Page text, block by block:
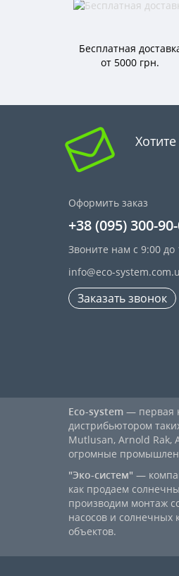
Бесплатная
от 5000 грн.
Оформить заказ
+38 (095) 300-
Звоните нам с 9:00 до
info@eco-
Заказать звонок
Eco-system — первая
дистрибьютором
Mutlusan, Arnold Rak,
огромные
"Эко-систем" —
как продаем
производим монтаж
насосов и солнечных
объектов.